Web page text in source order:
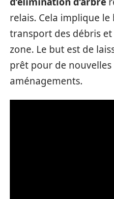
relais. Cela implique
transport des débris
zone. Le but est de
prêt pour de
aménagements.